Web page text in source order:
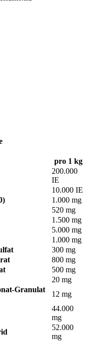
pro 1 kg
200.000
IE
10.000 IE
1.000 mg
520 mg
1.500 mg
5.000 mg
1.000 mg
300 mg
800 mg
500 mg
20 mg
Granulat
12 mg
44.000
mg
52.000
mg